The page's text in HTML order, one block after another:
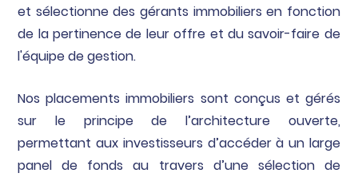
et sélectionne des gérants immobiliers en fonction
de la pertinence de leur offre et du savoir-faire de
l'équipe de gestion.
Nos placements immobiliers sont conçus et gérés
sur le principe de l’architecture ouverte,
permettant aux investisseurs d’accéder à un large
panel de fonds au travers d’une sélection de